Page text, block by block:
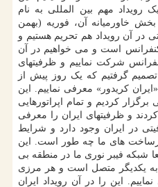
رویداد مهم بین المللی به نام
خاورمیانه آن، فوریه (بهمن
در آن رویداد هم تحریم هستیم و
است و می خواهیم در آن
شرکت نماییم و ظرفیتهای
تصمیم گرفتیم که یک روز پیش از
کریدور» معرفی نماییم. این
کردیم و تمام اپراتورهایی
و ظرفیتهای ایران را معرفی
در ایران وجود دارد و شرایط
های ما چه طور است. این
شبکه فیبر نوری ما در منطقه بی
به یکدیگر متصل است و هر مرزی
این را در آن رویداد ایران